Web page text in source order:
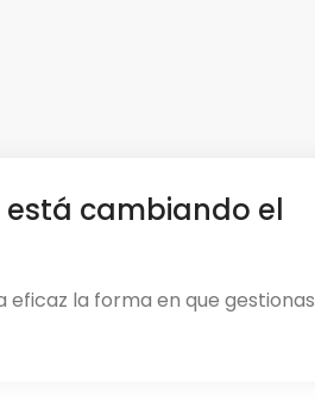
cambiando el
eficaz la forma en que gestionas